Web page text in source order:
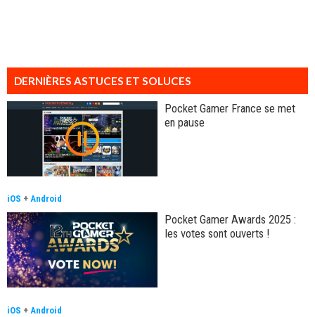
DERNIÈRES ASTUCES ET SOLUCES
Pocket Gamer France se met
en pause
iOS + Android
Pocket Gamer Awards 2025 :
les votes sont ouverts !
iOS + Android